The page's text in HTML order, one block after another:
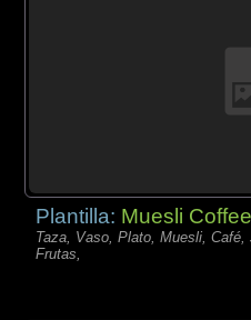
Plantilla: Muesli
Taza, Vaso, Plato, Muesli, Café,
Frutas,